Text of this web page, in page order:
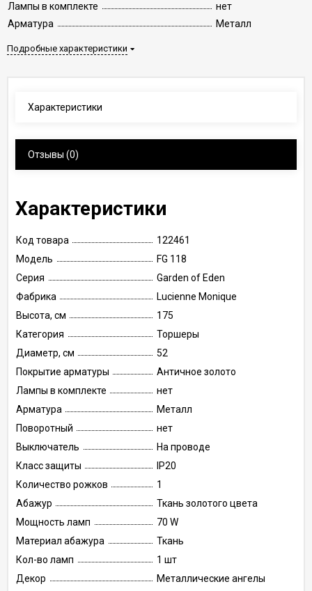
Лампы в комплекте
нет
Арматура
Металл
Подробные характеристики
Характеристики
Отзывы (0)
Характеристики
Код товара
122461
Модель
FG 118
Серия
Garden of Eden
Фабрика
Lucienne Monique
Высота, см
175
Категория
Торшеры
Диаметр, см
52
Покрытие арматуры
Античное золото
Лампы в комплекте
нет
Арматура
Металл
Поворотный
нет
Выключатель
На проводе
Класс защиты
IP20
Количество рожков
1
Абажур
Ткань золотого цвета
Мощность ламп
70 W
Материал абажура
Ткань
Кол-во ламп
1 шт
Декор
Металлические ангелы